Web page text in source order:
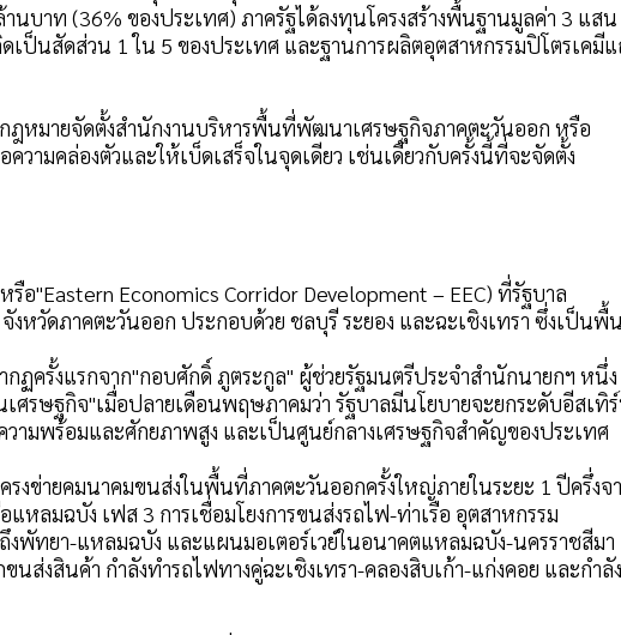
นบาท (36% ของประเทศ) ภาครัฐได้ลงทุนโครงสร้างพื้นฐานมูลค่า 3 แสน
ป็นสัดส่วน 1 ใน 5 ของประเทศ และฐานการผลิตอุตสาหกรรมปิโตรเคมีแ
กฎหมายจัดตั้งสำนักงานบริหารพื้นที่พัฒนาเศรษฐกิจภาคตะวันออก หรือ
ามคล่องตัวและให้เบ็ดเสร็จในจุดเดียว เช่นเดียวกับครั้งนี้ที่จะจัดตั้ง
อ"Eastern Economics Corridor Development – EEC) ที่รัฐบาล
หวัดภาคตะวันออก ประกอบด้วย ชลบุรี ระยอง และฉะเชิงเทรา ซึ่งเป็นพื้
ครั้งแรกจาก"กอบศักดิ์ ภูตระกูล" ผู้ช่วยรัฐมนตรีประจำสำนักนายกฯ หนึ่ง
ศรษฐกิจ"เมื่อปลายเดือนพฤษภาคมว่า รัฐบาลมีนโยบายจะยกระดับอีสเทิ
ามพร้อมและศักยภาพสูง และเป็นศูนย์กลางเศรษฐกิจสำคัญของประเทศ
ข่ายคมนาคมขนส่งในพื้นที่ภาคตะวันออกครั้งใหญ่ภายในระยะ 1 ปีครึ่งจ
หลมฉบัง เฟส 3 การเชื่อมโยงการขนส่งรถไฟ-ท่าเรือ อุตสาหกรรม
งพัทยา-แหลมฉบัง และแผนมอเตอร์เวย์ในอนาคตแหลมฉบัง-นครราชสีมา
ส่งสินค้า กำลังทำรถไฟทางคู่ฉะเชิงเทรา-คลองสิบเก้า-แก่งคอย และกำลัง